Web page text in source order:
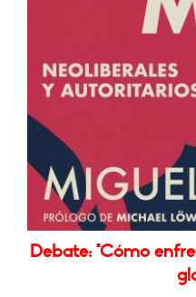
Debate: "Cómo